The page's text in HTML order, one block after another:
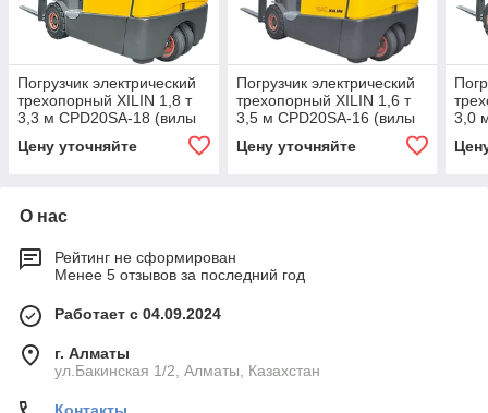
Погрузчик электрический
трехопорный XILIN 1,8 т
3,3 м CPD20SA-18 (вилы
Цену уточняйте
Погрузчик электрический
трехопорный XILIN 1,6 т
3,5 м CPD20SA-16 (вилы
Цену уточняйте
3,0
О нас
Рейтинг не сформирован
Менее 5 отзывов за последний год
Работает с 04.09.2024
г. Алматы
ул.Бакинская 1/2, Алматы, Казахстан